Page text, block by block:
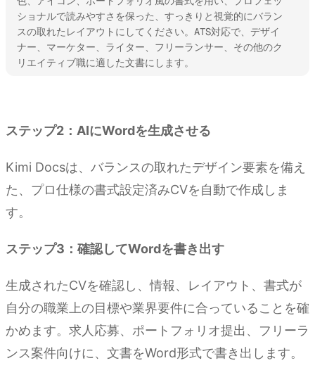
ショナルで読みやすさを保った、すっきりと視覚的にバラン
スの取れたレイアウトにしてください。ATS対応で、デザイ
ナー、マーケター、ライター、フリーランサー、その他のク
リエイティブ職に適した文書にします。
ステップ2：AIにWordを生成させる
Kimi Docsは、バランスの取れたデザイン要素を備え
た、プロ仕様の書式設定済みCVを自動で作成しま
す。
ステップ3：確認してWordを書き出す
生成されたCVを確認し、情報、レイアウト、書式が
自分の職業上の目標や業界要件に合っていることを確
かめます。求人応募、ポートフォリオ提出、フリーラ
ンス案件向けに、文書をWord形式で書き出します。